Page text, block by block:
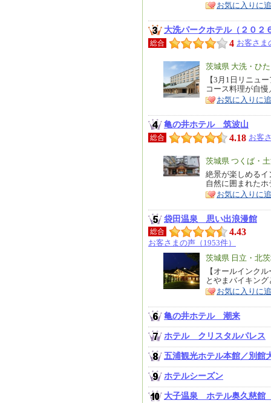
お気に入りに
大洗パークホテル（２０２
総合 4 お客さま
エ
リ
ア
茨城県 大洗・ひ
特
徴
【3月1日リニュ
コース料理が自
お気に入りに
亀の井ホテル 筑波山
総合 4.18 お客
エ
リ
ア
茨城県 つくば・
特
徴
絶景が楽しめる
自然に囲まれたホ
お気に入りに
袋田温泉 思い出浪漫館
総合 4.43
お客さまの声（1953件）
エ
リ
ア
茨城県 日立・北
特
徴
【オールインク
とやまバイキン
お気に入りに
亀の井ホテル 潮来
ホテル クリスタルパレス
五浦観光ホテル本館／別館
ホテルシーズン
大子温泉 ホテル奥久慈館